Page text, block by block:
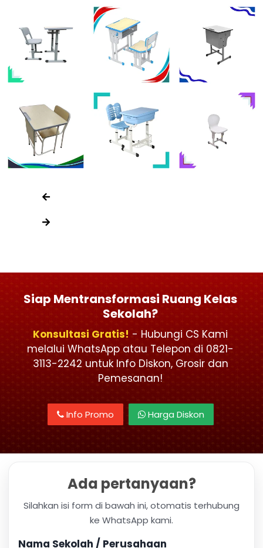
Siap Mentransformasi Ruang Kelas
Sekolah?
Konsultasi Gratis! - Hubungi CS Kami
melalui WhatsApp atau Telepon di 0821-
3113-2242 untuk Info Diskon, Grosir dan
Pemesanan!
Info Promo Harga Diskon
Ada pertanyaan?
Silahkan isi form di bawah ini, otomatis terhubung
ke WhatsApp kami.
Nama Sekolah / Perusahaan